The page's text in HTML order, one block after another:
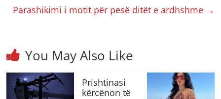
Parashikimi i motit për pesë ditët e ardhshme →
You May Also Like
Prishtinasi
kërcënon të